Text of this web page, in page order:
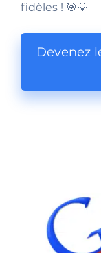
fidèles ! 🎯💡
Devenez